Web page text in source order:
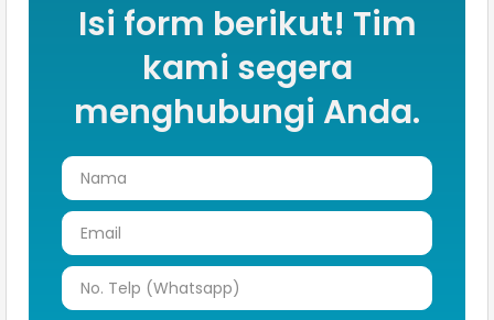
Isi form berikut! Tim
kami segera
menghubungi Anda.